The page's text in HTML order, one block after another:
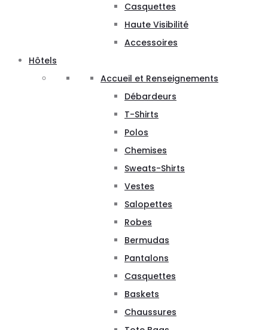
Casquettes
Haute Visibilité
Accessoires
Hôtels
Accueil et Renseignements
Débardeurs
T-Shirts
Polos
Chemises
Sweats-Shirts
Vestes
Salopettes
Robes
Bermudas
Pantalons
Casquettes
Baskets
Chaussures